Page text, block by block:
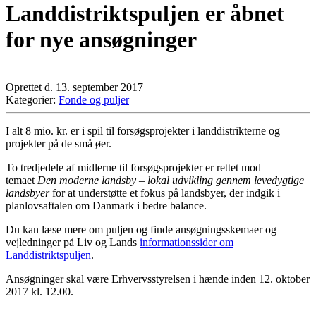
Landdistriktspuljen er åbnet
for nye ansøgninger
Oprettet d. 13. september 2017
Kategorier: Fonde og puljer
I alt 8 mio. kr. er i spil til forsøgsprojekter i landdistrikterne og
projekter på de små øer.
To tredjedele af midlerne til forsøgsprojekter er rettet mod
temaet Den moderne landsby – lokal udvikling gennem levedygtige
landsbyerfor at understøtte et fokus på landsbyer, der indgik i
planlovsaftalen om Danmark i bedre balance.
Du kan læse mere om puljen og finde ansøgningsskemaer og
vejledninger på Liv og Lands informationssider om
Landdistriktspuljen.
Ansøgninger skal være Erhvervsstyrelsen i hænde inden 12. oktober
2017 kl. 12.00.